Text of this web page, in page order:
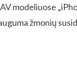
modeliuose
žmonių